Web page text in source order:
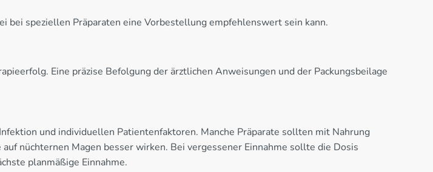
speziellen Präparaten eine Vorbestellung empfehlenswert sein kann.
Eine präzise Befolgung der ärztlichen Anweisungen und der Packungsbeilage
und individuellen Patientenfaktoren. Manche Präparate sollten mit Nahrung
nüchternen Magen besser wirken. Bei vergessener Einnahme sollte die Dosis
planmäßige Einnahme.